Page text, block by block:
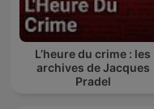
L’heure du crime : les
archives de Jacques
Pradel